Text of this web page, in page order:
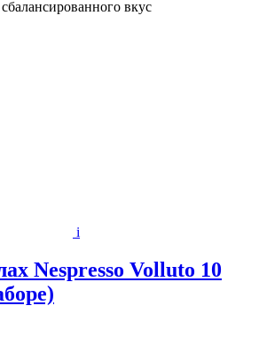
вкус
i
Nespresso Volluto 10